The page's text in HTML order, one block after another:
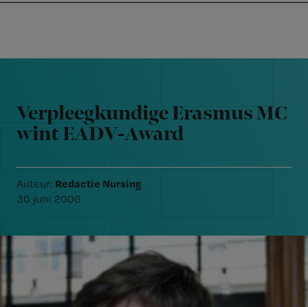
navigation
content
Nursing
Verpleegkundige Erasmus MC
wint EADV-Award
Auteur: Redactie Nursing
30 juni 2006